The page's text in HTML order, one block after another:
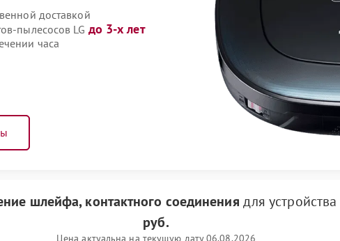
доставкой
пылесосов LG до 3-х лет
часа
шлейфа, контактного соединения для устройства
руб.
Цена актуальна на текущую дату 06.08.2026